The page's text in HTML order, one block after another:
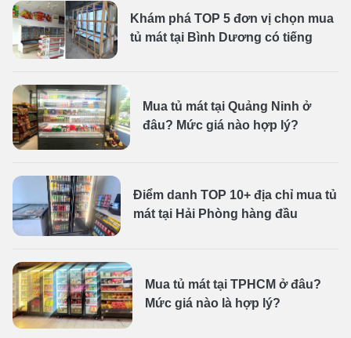
Khám phá TOP 5 đơn vị chọn mua
tủ mát tại Bình Dương có tiếng
Mua tủ mát tại Quảng Ninh ở
đâu? Mức giá nào hợp lý?
Điểm danh TOP 10+ địa chỉ mua tủ
mát tại Hải Phòng hàng đầu
Mua tủ mát tại TPHCM ở đâu?
Mức giá nào là hợp lý?